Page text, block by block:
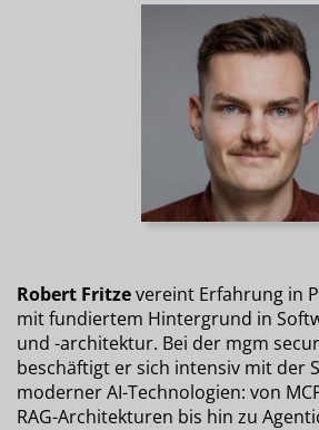
Robert Fritzevereint Erfahrung in
mit fundiertem Hintergrund in
und -architektur. Bei der mgm
beschäftigt er sich intensiv mit der
moderner AI-Technologien: von
RAG-Architekturen bis hin zu